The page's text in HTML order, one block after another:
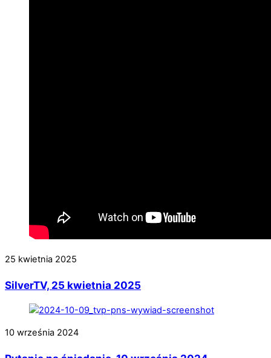
25 kwietnia 2025
SilverTV, 25 kwietnia 2025
10 września 2024